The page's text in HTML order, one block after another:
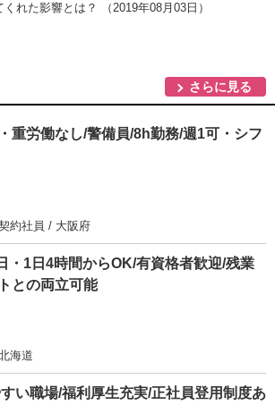
くれた影響とは？ （2019年08月03日）
さらに見る
重労働なし/警備員/8h勤務/週1可・シフ
約社員 / 大阪府
・1日4時間からOK/有資格者歓迎/残業
との両立可能
海道
い職場/福利厚生充実/正社員登用制度あ